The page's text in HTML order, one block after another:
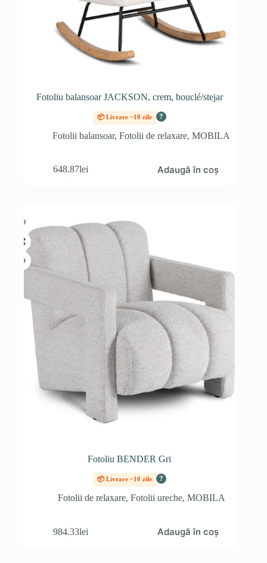
Fotoliu balansoar JACKSON, crem, bouclé/stejar
📦 Livrare ~10 zile ?
Fotolii balansoar,Fotolii de relaxare,MOBILA
648.87lei Adaugă în coș
Fotoliu BENDER Gri
📦 Livrare ~10 zile ?
Fotolii de relaxare, Fotolii ureche, MOBILA
984.33lei Adaugă în coș